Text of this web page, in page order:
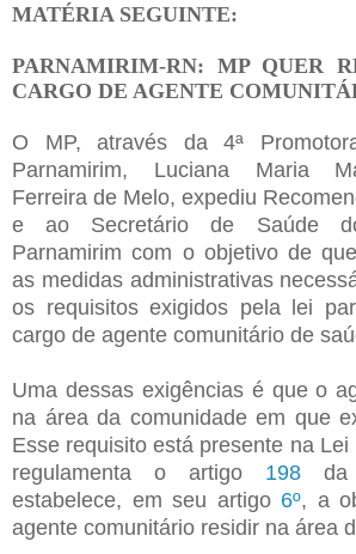
MATÉRIA SEGUINTE:
PARNAMIRIM-RN: MP QUER
CARGO DE AGENTE
O MP, através da 4ª
Parnamirim, Luciana Maria
Ferreira de Melo, expediu
e ao Secretário de Saúde
Parnamirim com o objetivo de
as medidas administrativas
os requisitos exigidos pela lei
cargo de agente comunitário de
Uma dessas exigências é que o
na área da comunidade em que
Esse requisito está presente na Lei
regulamenta o artigo 198
estabelece, em seu artigo 6º, a
agente comunitário residir na área